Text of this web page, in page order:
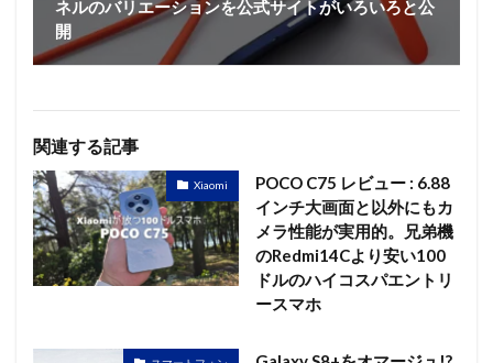
ネルのバリエーションを公式サイトがいろいろと公
開
関連する記事
Xiaomi
POCO C75 レビュー : 6.88
インチ大画面と以外にもカ
メラ性能が実用的。兄弟機
のRedmi14Cより安い100
ドルのハイコスパエントリ
ースマホ